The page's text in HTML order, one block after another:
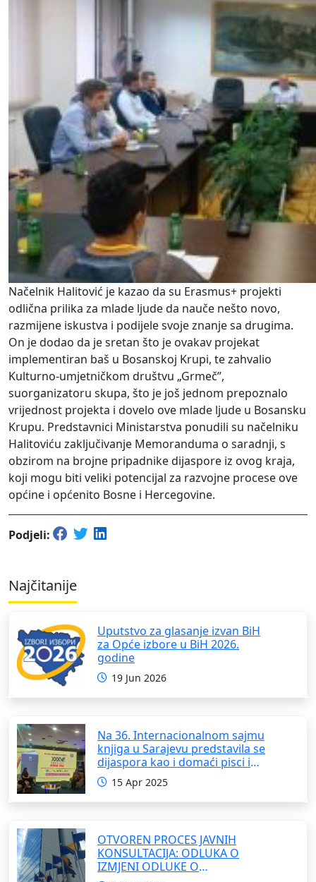
Načelnik Halitović je kazao da su Erasmus+ projekti
odlična prilika za mlade ljude da nauče nešto novo,
razmijene iskustva i podijele svoje znanje sa drugima.
On je dodao da je sretan što je ovakav projekat
implementiran baš u Bosanskoj Krupi, te zahvalio
Kulturno-umjetničkom društvu „Grmeč”,
suorganizatoru skupa, što je još jednom prepoznalo
vrijednost projekta i dovelo ove mlade ljude u Bosansku
Krupu. Predstavnici Ministarstva ponudili su načelniku
Halitoviću zaključivanje Memoranduma o saradnji, s
obzirom na brojne pripadnike dijaspore iz ovog kraja,
koji mogu biti veliki potencijal za razvojne procese ove
općine i općenito Bosne i Hercegovine.
Podjeli:
Najčitanije
Uputstvo za glasanje izvan BiH
za Opće izbore u BiH 2026.
godine
19 Jun 2026
Na 36. Internacionalnom sajmu
knjiga u Sarajevu predstavila se
dijaspora kao i domaći pisci i
umjetnici
15 Apr 2025
OTVOREN PROCES JAVNIH
KONSULTACIJA: ODLUKA O
IZMJENI ODLUKE O